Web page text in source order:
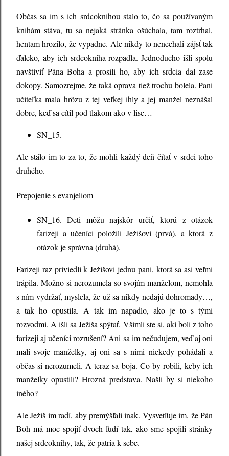
Občas sa im s ich srdcoknihou stalo to, čo sa používaným
knihám stáva, tu sa nejaká stránka ošúchala, tam roztrhal,
hentam hrozilo, že vypadne. Ale nikdy to nenechali zájsť tak
ďaleko, aby ich srdcokniha rozpadla. Jednoducho išli spolu
navštíviť Pána Boha a prosili ho, aby ich srdcia dal zase
dokopy. Samozrejme, že taká oprava tiež trochu bolela. Pani
učiteľka mala hrôzu z tej veľkej ihly a jej manžel neznášal
dobre, keď sa cítil pod tlakom ako v lise…
SN_15.
Ale stálo im to za to, že mohli každý deň čítať v srdci toho
druhého.
Prepojenie s evanjeliom
SN_16. Deti môžu najskôr určiť, ktorú z otázok
farizeji a učeníci položili Ježišovi (prvá), a ktorá z
otázok je správna (druhá).
Farizeji raz priviedli k Ježišovi jednu pani, ktorá sa asi veľmi
trápila. Možno si nerozumela so svojím manželom, nemohla
s ním vydržať, myslela, že už sa nikdy nedajú dohromady…,
a tak ho opustila. A tak im napadlo, ako je to s tými
rozvodmi. A išli sa Ježiša spýtať. Všimli ste si, akí boli z toho
farizeji aj učeníci rozrušení? Ani sa im nečudujem, veď aj oni
mali svoje manželky, aj oni sa s nimi niekedy pohádali a
občas si nerozumeli. A teraz sa boja. Co by robili, keby ich
manželky opustili? Hrozná predstava. Našli by si niekoho
iného?
Ale Ježiš im radí, aby premýšľali inak. Vysvetľuje im, že Pán
Boh má moc spojiť dvoch ľudí tak, ako sme spojili stránky
našej srdcoknihy, tak, že patria k sebe.